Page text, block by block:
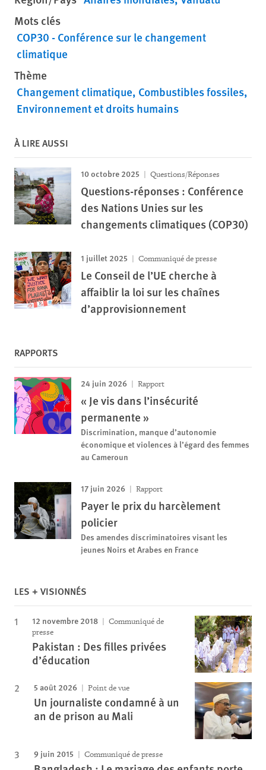
Mots clés
COP30 - Conférence sur le changement
climatique
Thème
Changement climatique Combustibles fossiles
Environnement et droits humains
À LIRE AUSSI
10 octobre 2025 Questions/Réponses
Questions-réponses : Conférence
des Nations Unies sur les
changements climatiques (COP30)
1 juillet 2025 Communiqué de presse
Le Conseil de l’UE cherche à
affaiblir la loi sur les chaînes
d’approvisionnement
RAPPORTS
24 juin 2026 Rapport
« Je vis dans l’insécurité
permanente »
Discrimination, manque d’autonomie
économique et violences à l’égard des femmes
au Cameroun
17 juin 2026 Rapport
Payer le prix du harcèlement
policier
Des amendes discriminatoires visant les
jeunes Noirs et Arabes en France
LES + VISIONNÉS
12 novembre 2018
Communiqué de
presse
Pakistan : Des filles privées
d’éducation
5 août 2026 Point de vue
Un journaliste condamné à un
an de prison au Mali
9 juin 2015 Communiqué de presse